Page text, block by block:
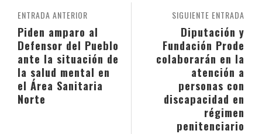
SIGUIENTE ENTRADA
Diputación y
Fundación Prode
colaborarán en la
atención a
personas con
discapacidad en
régimen
penitenciario
ENTRADA ANTERIOR
Piden amparo al
Defensor del Pueblo
ante la situación de
la salud mental en
el Área Sanitaria
Norte